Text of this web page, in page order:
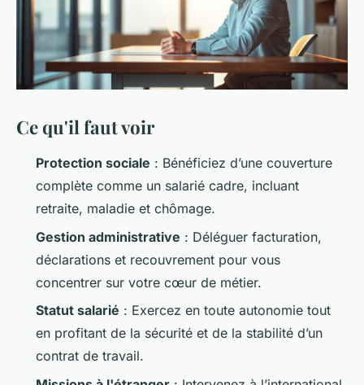
Ce qu'il faut voir
Protection sociale : Bénéficiez d’une couverture
complète comme un salarié cadre, incluant
retraite, maladie et chômage.
Gestion administrative : Déléguer facturation,
déclarations et recouvrement pour vous
concentrer sur votre cœur de métier.
Statut salarié : Exercez en toute autonomie tout
en profitant de la sécurité et de la stabilité d’un
contrat de travail.